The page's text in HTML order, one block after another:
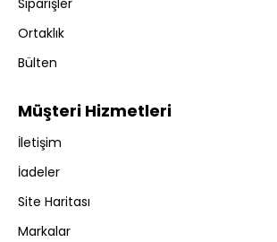
Siparişler
Ortaklık
Bülten
Müşteri Hizmetleri
İletişim
İadeler
Site Haritası
Markalar